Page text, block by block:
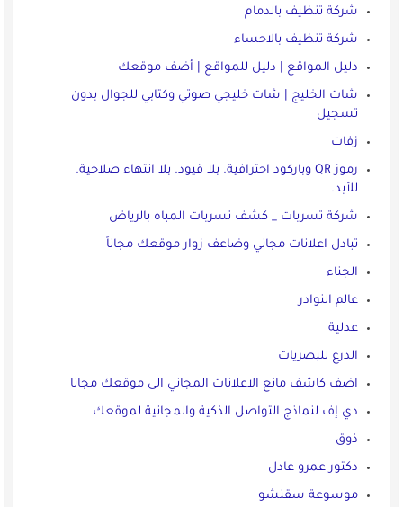
شركة تنظيف بالدمام
شركة تنظيف بالاحساء
دليل المواقع | دليل للمواقع | أضف موقعك
شات الخليج | شات خليجي صوتي وكتابي للجوال بدون
تسجيل
زفات
رموز QR وباركود احترافية. بلا قيود. بلا انتهاء صلاحية.
للأبد.
شركة تسربات _ كشف تسربات المباه بالرياض
تبادل اعلانات مجاني وضاعف زوار موقعك مجاناً
الجناء
عالم النوادر
عدلية
الدرع للبصريات
اضف كاشف مانع الاعلانات المجاني الى موقعك مجانا
دي إف لنماذج التواصل الذكية والمجانية لموقعك
ذوق
دكتور عمرو عادل
موسوعة سقنشو